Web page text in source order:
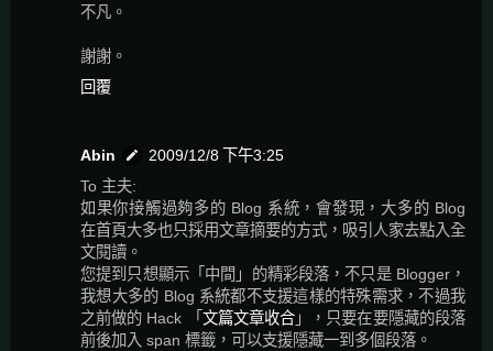
不凡。
謝謝。
回覆
Abin
2009/12/8 下午3:25
To 主夫:
如果你接觸過夠多的 Blog 系統，會發現，大多的 Blog
在首頁大多也只採用文章摘要的方式，吸引人家去點入全
文閱讀。
您提到只想顯示「中間」的精彩段落，不只是 Blogger，
我想大多的 Blog 系統都不支援這樣的特殊需求，不過我
之前做的 Hack 「文篇文章收合 」，只要在要隱藏的段落
前後加入 span 標籤，可以支援隱藏一到多個段落。